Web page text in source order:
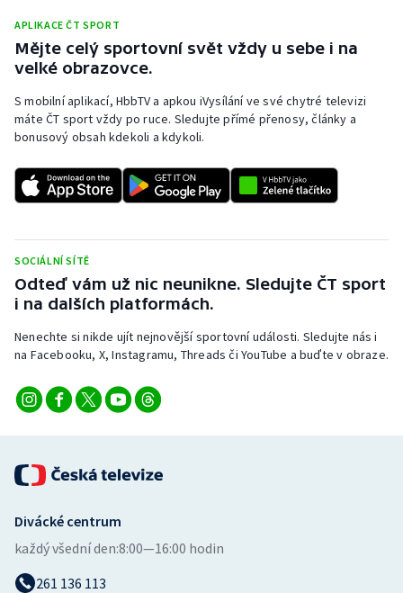
Short track
Sportovní střelba
Triatlon
Veslování
Vodní slalom
Volejbal
APLIKACE ČT SPORT
Mějte celý sportovní svět vždy u sebe i na
velké obrazovce.
S mobilní aplikací, HbbTV a apkou iVysílání ve své chytré televizi
máte ČT sport vždy po ruce. Sledujte přímé přenosy, články a
bonusový obsah kdekoli a kdykoli.
SOCIÁLNÍ SÍTĚ
Odteď vám už nic neunikne. Sledujte ČT sport
i na dalších platformách.
Nenechte si nikde ujít nejnovější sportovní události. Sledujte nás i
na Facebooku, X, Instagramu, Threads či YouTube a buďte v obraze.
Divácké centrum
každý všední den:8:00—16:00 hodin
261 136 113